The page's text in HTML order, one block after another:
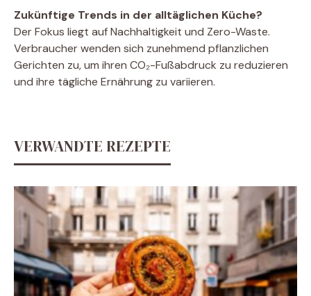
Zukünftige Trends in der alltäglichen Küche?
Der Fokus liegt auf Nachhaltigkeit und Zero-Waste.
Verbraucher wenden sich zunehmend pflanzlichen
Gerichten zu, um ihren CO₂-Fußabdruck zu reduzieren
und ihre tägliche Ernährung zu variieren.
VERWANDTE REZEPTE